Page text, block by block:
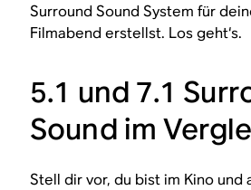
Surround Sound System für
Filmabend erstellst. Los geht‘s.
5.1 und 7.1
Sound im
Stell dir vor, du bist im Kino und